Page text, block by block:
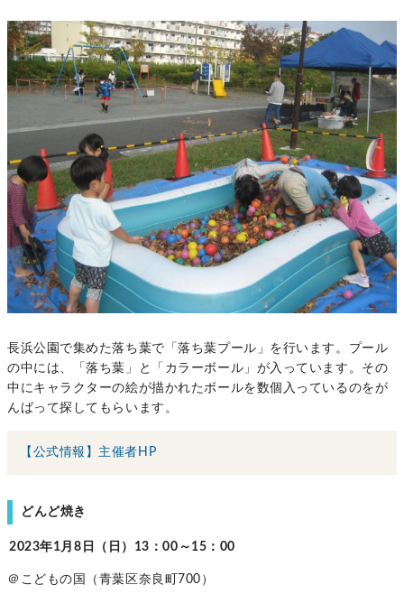
長浜公園で集めた落ち葉で「落ち葉プール」を行います。プール
の中には、「落ち葉」と「カラーボール」が入っています。その
中にキャラクターの絵が描かれたボールを数個入っているのをが
んばって探してもらいます。
【公式情報】主催者HP
どんど焼き
2023年1月8日（日）13：00～15：00
＠こどもの国（青葉区奈良町700）